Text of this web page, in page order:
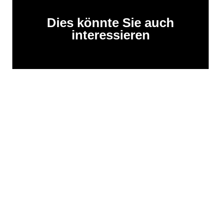
Dies könnte Sie auch
interessieren